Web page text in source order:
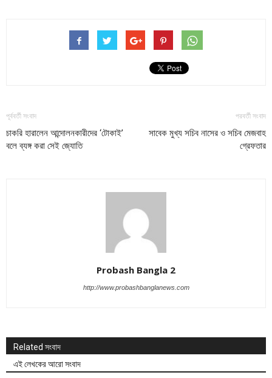
পূর্ববর্তী সংবাদ
চাকরি হারালেন আন্দোলনকারীদের ‘টোকাই’
বলে ব্যঙ্গ করা সেই জ্যোতি
পরবর্তী সংবাদ
সাবেক মুখ্য সচিব নাসের ও সচিব মেজবাহ
গ্রেফতার
Probash Bangla 2
http://www.probashbanglanews.com
Related সংবাদ
এই লেখকের আরো সংবাদ